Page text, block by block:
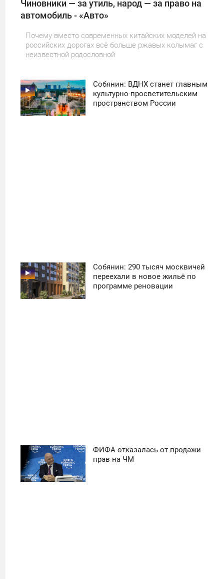
Чиновники — за утиль, народ — за право на
автомобиль - «Авто»
Почему вместо современных китайских моделей на
российских дорогах всё больше ржавых колымаг с
неизвестной родословной
Собянин: ВДНХ станет главным
культурно-просветительским
пространством России
Собянин: 290 тысяч москвичей
переехали в новое жильё по
программе реновации
ФИФА отказалась от продажи
прав на ЧМ